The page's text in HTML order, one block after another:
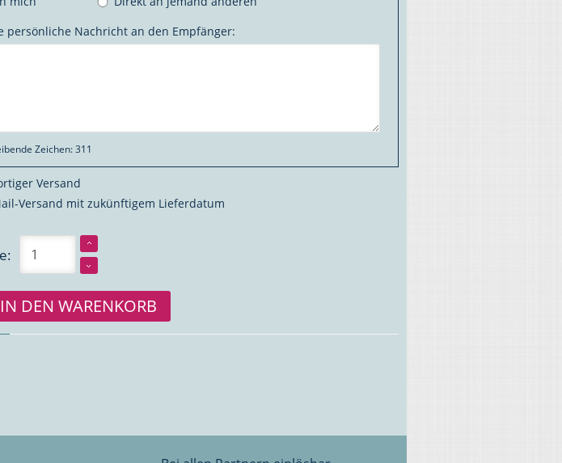
persönliche Nachricht an den Empfänger:
Zeichen:311
Versand
Versand mit zukünftigem Lieferdatum
IN DEN WARENKORB